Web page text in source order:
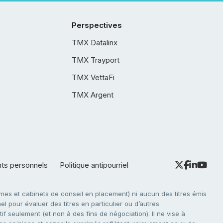
Perspectives
TMX Datalinx
TMX Trayport
TMX VettaFi
TMX Argent
personnels Politique antipourriel
et cabinets de conseil en placement) ni aucun des titres émis
pour évaluer des titres en particulier ou d’autres
seulement (et non à des fins de négociation). Il ne vise à